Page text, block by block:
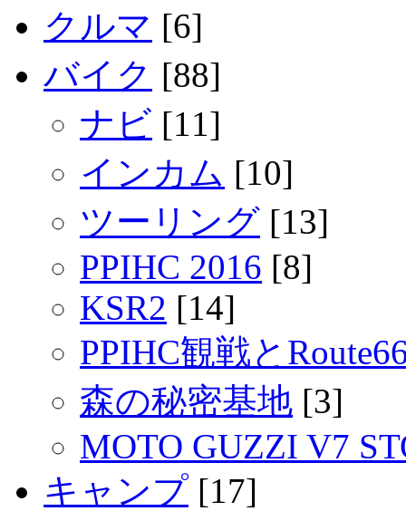
クルマ [6]
バイク [88]
ナビ [11]
インカム [10]
ツーリング [13]
PPIHC 2016 [8]
KSR2 [14]
PPIHC観戦と
森の秘密基地 [3]
MOTO GUZZI V7
キャンプ [17]